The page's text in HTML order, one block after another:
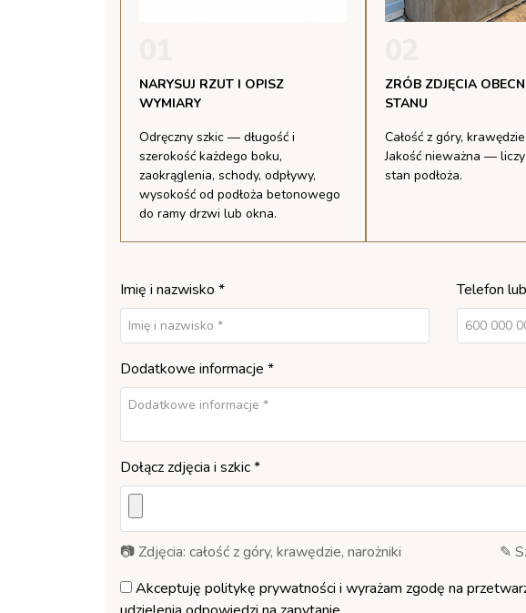
NARYSUJ RZUT I OPISZ
WYMIARY
Odręczny szkic — długość i
szerokość każdego boku,
zaokrąglenia, schody, odpływy,
wysokość od podłoża betonowego
do ramy drzwi lub okna.
ZRÓB ZDJĘCIA
STANU
Całość z góry,
Jakość nieważna — liczy
stan podłoża.
Imię i nazwisko * Telefon
Dodatkowe informacje *
Dołącz zdjęcia i szkic *
📷 Zdjęcia: całość z góry, krawędzie, narożniki
✎
Akceptuję politykę prywatności i wyrażam zgodę na